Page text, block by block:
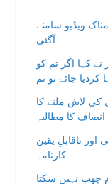
ویڈیو سامنے
آگئی
کہا اگر تم کو
کردیا جائے تو تم
کی لاش ملنے کا
کا مطالبہ
اور ناقابلِ یقین
کارنامہ
چھپ نہیں سکتا